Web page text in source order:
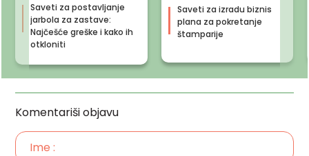
Saveti za postavljanje
jarbola za zastave:
Najčešće greške i kako ih
otkloniti
Saveti za izradu biznis
plana za pokretanje
štamparije
Komentariši objavu